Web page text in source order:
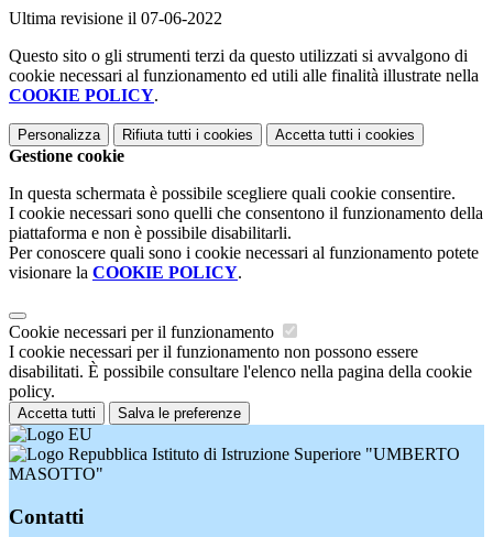
Ultima revisione il 07-06-2022
Questo sito o gli strumenti terzi da questo utilizzati si avvalgono di
cookie necessari al funzionamento ed utili alle finalità illustrate nella
COOKIE POLICY.
Personalizza Rifiuta tutti i cookies Accetta tutti i cookies
Gestione cookie
In questa schermata è possibile scegliere quali cookie consentire.
I cookie necessari sono quelli che consentono il funzionamento della
piattaforma e non è possibile disabilitarli.
Per conoscere quali sono i cookie necessari al funzionamento potete
visionare la COOKIE POLICY.
Cookie necessari per il funzionamento
I cookie necessari per il funzionamento non possono essere
disabilitati. È possibile consultare l'elenco nella pagina della cookie
policy.
Accetta tutti Salva le preferenze
Istituto di Istruzione Superiore "UMBERTO
MASOTTO"
Contatti